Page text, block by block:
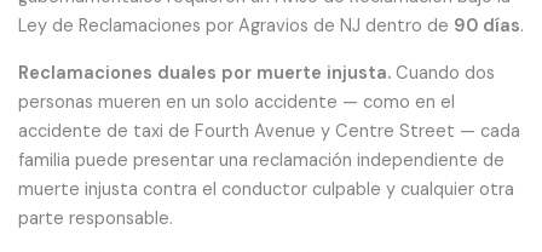
Ley de Reclamaciones por Agravios de NJ dentro de 90 días.
Reclamaciones duales por muerte injusta. Cuando dos
personas mueren en un solo accidente — como en el
accidente de taxi de Fourth Avenue y Centre Street — cada
familia puede presentar una reclamación independiente de
muerte injusta contra el conductor culpable y cualquier otra
parte responsable.